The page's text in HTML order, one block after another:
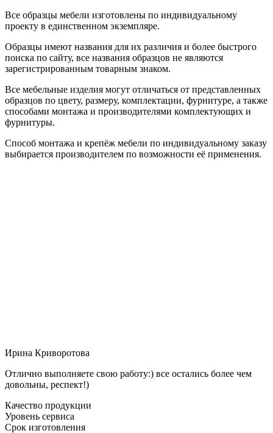
Все образцы мебели изготовлены по индивидуальному
проекту в единственном экземпляре.
Образцы имеют названия для их различия и более быстрого
поиска по сайту, все названия образцов не являются
зарегистрированным товарным знаком.
Все мебельные изделия могут отличаться от представленных
образцов по цвету, размеру, комплектации, фурнитуре, а также
способами монтажа и производителями комплектующих и
фурнитуры.
Способ монтажа и крепёж мебели по индивидуальному заказу
выбирается производителем по возможности её применения.
Ирина Криворотова
Отлично выполняете свою работу:) все остались более чем
довольны, респект!)
Качество продукции
Уровень сервиса
Срок изготовления